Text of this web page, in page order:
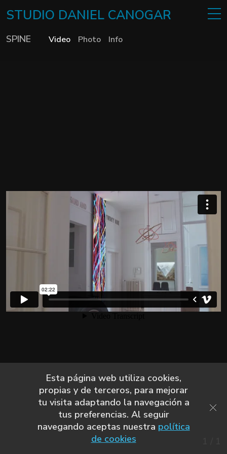
STUDIO DANIEL CANOGAR
SPINE Video Photo Info
Esta página web utiliza cookies,
propias y de terceros, para mejorar
tu visita adaptando la navegación a
tus preferencias. Al seguir
navegando aceptas nuestra política
de cookies